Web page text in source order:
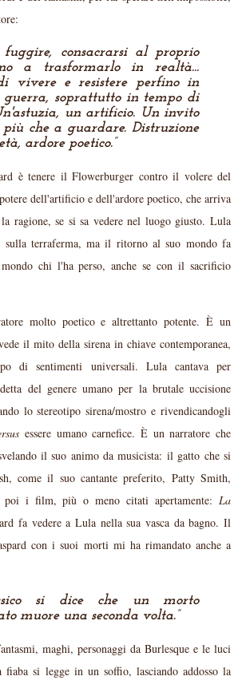
fuggire, consacrarsi al proprio
a trasformarlo in realtà...
vivere e resistere perfino in
guerra, soprattutto in tempo di
un artificio. Un invito
che a guardare. Distruzione
ardore poetico.
è tenere il Flowerburger contro il volere del
dell'artificio e dell'ardore poetico, che arriva
ragione, se si sa vedere nel luogo giusto. Lula
sulla terraferma, ma il ritorno al suo mondo fa
chi l'ha perso, anche se con il sacrificio
molto poetico e altrettanto potente. È un
il mito della sirena in chiave contemporanea,
di sentimenti universali. Lula cantava per
del genere umano per la brutale uccisione
lo stereotipo sirena/mostro e rivendicandogli
essere umano carnefice. È un narratore che
il suo animo da musicista: il gatto che si
come il suo cantante preferito, Patty Smith,
poi i film, più o meno citati apertamente: La
fa vedere a Lula nella sua vasca da bagno. Il
con i suoi morti mi ha rimandato anche a
si dice che un morto
muore una seconda volta.
maghi, personaggi da Burlesque e le luci
si legge in un soffio, lasciando addosso la